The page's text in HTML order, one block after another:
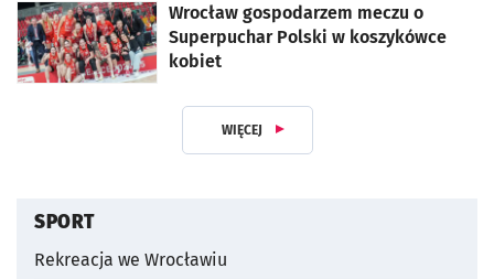
Wrocław gospodarzem meczu o
Superpuchar Polski w koszykówce
kobiet
WIĘCEJ Z DZIAŁUSPORT I REKREACJA
SPORT
Rekreacja we Wrocławiu